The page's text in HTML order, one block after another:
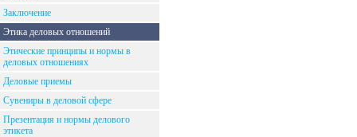
Заключение
Этика деловых отношений
Этические принципы и нормы в
деловых отношениях
Деловые приемы
Сувениры в деловой сфере
Презентация и нормы делового
этикета